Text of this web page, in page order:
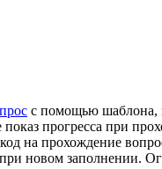
с помощью шаблона,
прогресса при
на прохождение
новом заполнении.